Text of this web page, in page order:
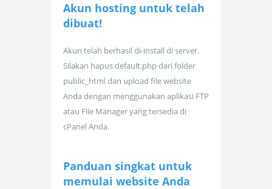
Akun hosting untuk telah
dibuat!
Akun telah berhasil di-install di server.
Silakan hapus default.php dari folder
public_html dan upload file website
Anda dengan menggunakan aplikasi FTP
atau File Manager yang tersedia di
cPanel Anda.
Panduan singkat untuk
memulai website Anda